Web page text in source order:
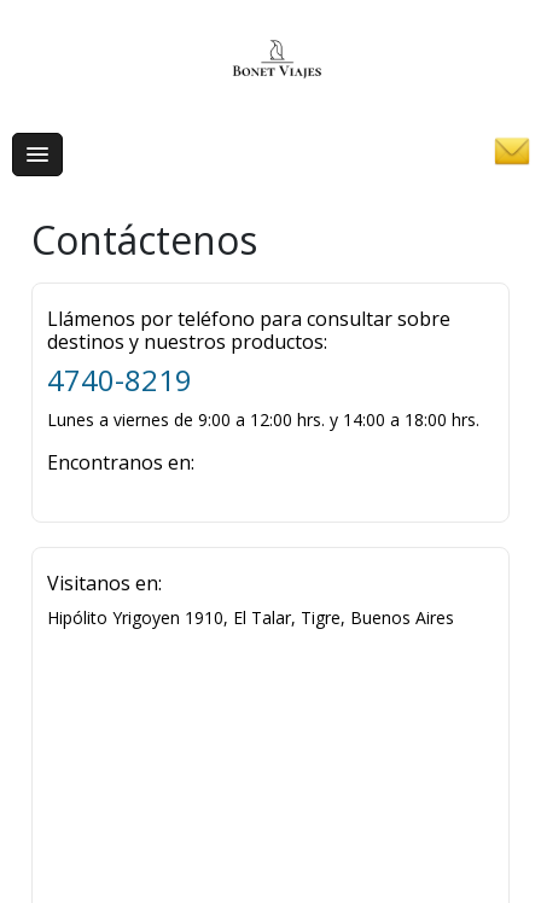
Contáctenos
Llámenos por teléfono para consultar sobre
destinos y nuestros productos:
4740-8219
Lunes a viernes de 9:00 a 12:00 hrs. y 14:00 a 18:00 hrs.
Encontranos en:
Visitanos en:
Hipólito Yrigoyen 1910, El Talar, Tigre, Buenos Aires